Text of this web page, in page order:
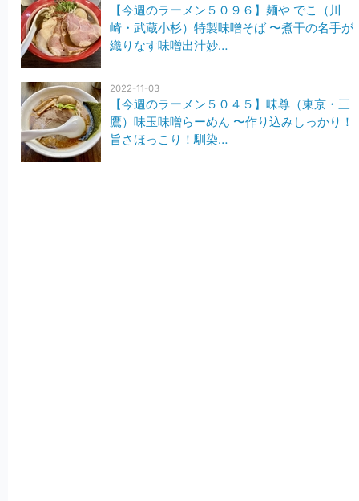
【今週のラーメン５０９６】麺や でこ（川
崎・武蔵小杉）特製味噌そば 〜煮干の名手が
織りなす味噌出汁妙…
2022-11-03
【今週のラーメン５０４５】味尊（東京・三
鷹）味玉味噌らーめん 〜作り込みしっかり！
旨さほっこり！馴染…